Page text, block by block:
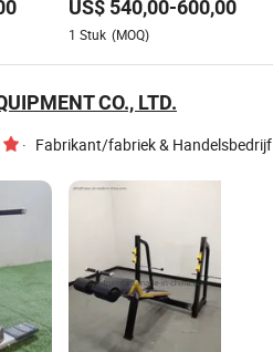
Fitness Kracht Functionele
Trainer Workout Fitness
Bodybuilding Apparatuur
US$ 540,00-600,00
1 Stuk (MOQ)
CO., LTD.
· Fabrikant/fabriek & Handelsbedrijf